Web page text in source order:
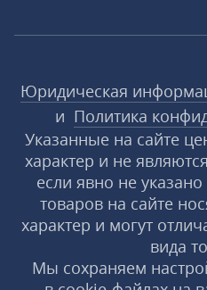
Юридическая
и Политика
Указанные на сайте
характер и не
если явно не
товаров на сайте
характер и могут
вида
Мы сохраняем